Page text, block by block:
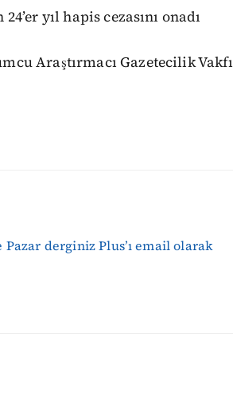
yıl hapis cezasını onadı
Araştırmacı Gazetecilik Vakfı
derginiz Plus’ı email olarak